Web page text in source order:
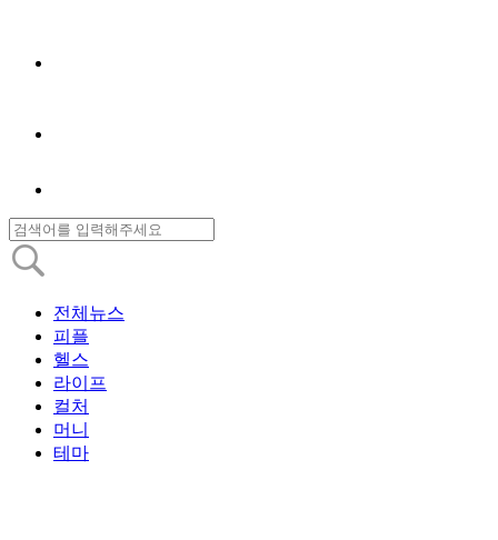
전체뉴스
피플
헬스
라이프
컬처
머니
테마